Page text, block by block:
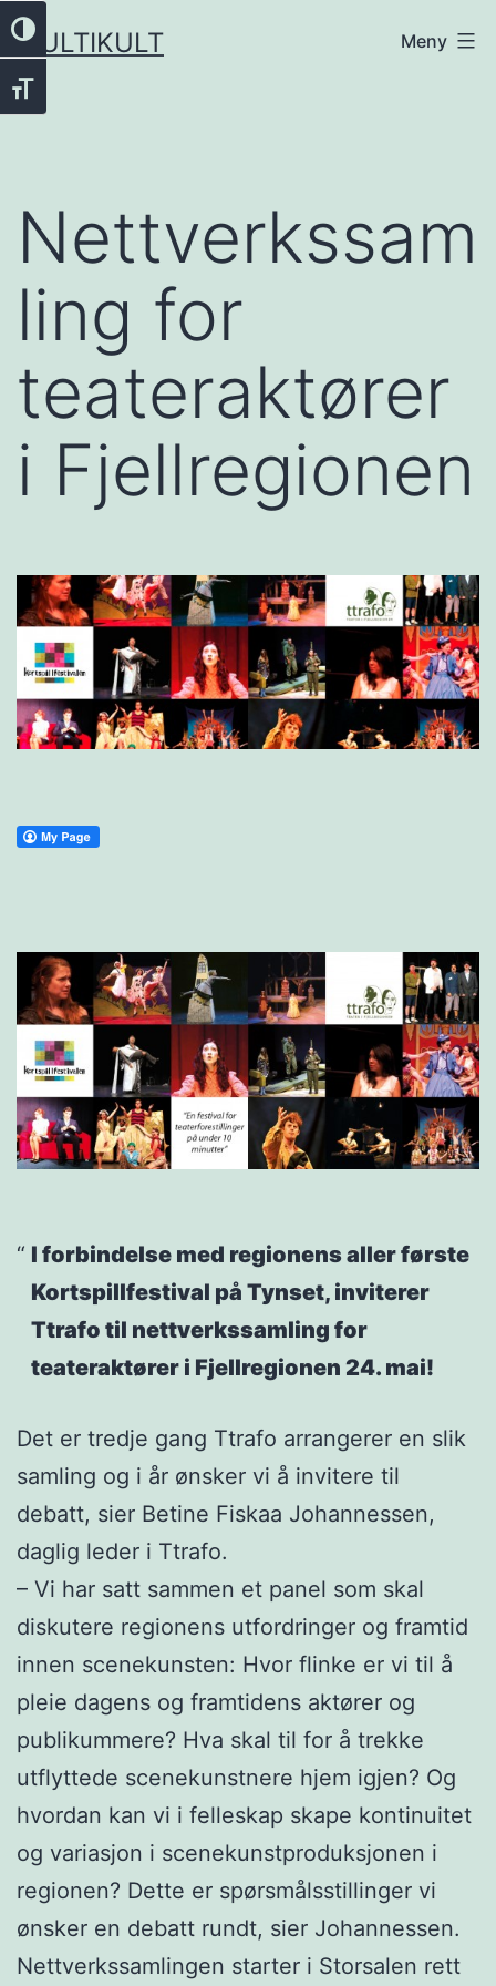
Veksle høykontrast
Veksle skriftstørrelse
Gå
til
innhold
MULTIKULT Meny
Nettverkssam
ling for
teateraktører
i Fjellregionen
I forbindelse med regionens aller første
Kortspillfestival på Tynset, inviterer
Ttrafo til nettverkssamling for
teateraktører i Fjellregionen 24. mai!
Det er tredje gang Ttrafo arrangerer en slik
samling og i år ønsker vi å invitere til
debatt, sier Betine Fiskaa Johannessen,
daglig leder i Ttrafo.
– Vi har satt sammen et panel som skal
diskutere regionens utfordringer og framtid
innen scenekunsten: Hvor flinke er vi til å
pleie dagens og framtidens aktører og
publikummere? Hva skal til for å trekke
utflyttede scenekunstnere hjem igjen? Og
hvordan kan vi i felleskap skape kontinuitet
og variasjon i scenekunstproduksjonen i
regionen? Dette er spørsmålsstillinger vi
ønsker en debatt rundt, sier Johannessen.
Nettverkssamlingen starter i Storsalen rett